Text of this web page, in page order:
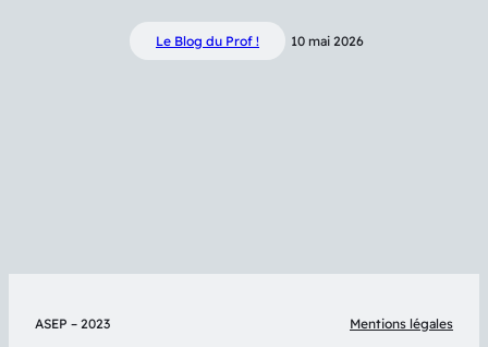
Le Blog du Prof ! 10 mai 2026
ASEP – 2023 Mentions légales